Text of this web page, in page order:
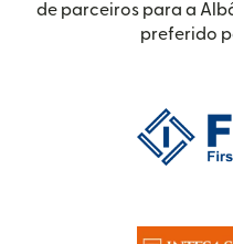
de parceiros para a
preferido